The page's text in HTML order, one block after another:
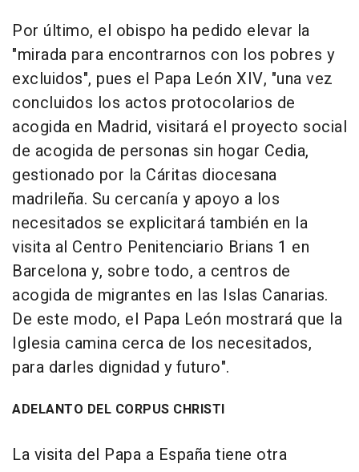
Por último, el obispo ha pedido elevar la
"mirada para encontrarnos con los pobres y
excluidos", pues el Papa León XIV, "una vez
concluidos los actos protocolarios de
acogida en Madrid, visitará el proyecto social
de acogida de personas sin hogar Cedia,
gestionado por la Cáritas diocesana
madrileña. Su cercanía y apoyo a los
necesitados se explicitará también en la
visita al Centro Penitenciario Brians 1 en
Barcelona y, sobre todo, a centros de
acogida de migrantes en las Islas Canarias.
De este modo, el Papa León mostrará que la
Iglesia camina cerca de los necesitados,
para darles dignidad y futuro".
ADELANTO DEL CORPUS CHRISTI
La visita del Papa a España tiene otra